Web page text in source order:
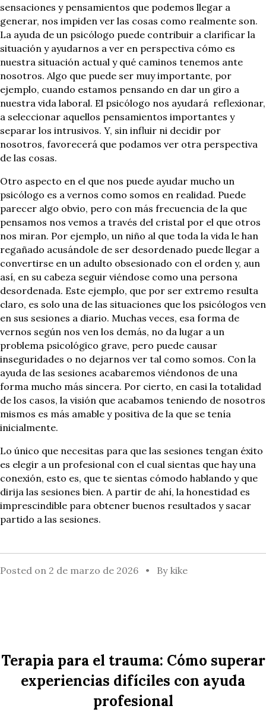
sensaciones y pensamientos que podemos llegar a
generar, nos impiden ver las cosas como realmente son.
La ayuda de un psicólogo puede contribuir a clarificar la
situación y ayudarnos a ver en perspectiva cómo es
nuestra situación actual y qué caminos tenemos ante
nosotros. Algo que puede ser muy importante, por
ejemplo, cuando estamos pensando en dar un giro a
nuestra vida laboral. El psicólogo nos ayudará reflexionar,
a seleccionar aquellos pensamientos importantes y
separar los intrusivos. Y, sin influir ni decidir por
nosotros, favorecerá que podamos ver otra perspectiva
de las cosas.
Otro aspecto en el que nos puede ayudar mucho un
psicólogo es a vernos como somos en realidad. Puede
parecer algo obvio, pero con más frecuencia de la que
pensamos nos vemos a través del cristal por el que otros
nos miran. Por ejemplo, un niño al que toda la vida le han
regañado acusándole de ser desordenado puede llegar a
convertirse en un adulto obsesionado con el orden y, aun
así, en su cabeza seguir viéndose como una persona
desordenada. Este ejemplo, que por ser extremo resulta
claro, es solo una de las situaciones que los psicólogos ven
en sus sesiones a diario. Muchas veces, esa forma de
vernos según nos ven los demás, no da lugar a un
problema psicológico grave, pero puede causar
inseguridades o no dejarnos ver tal como somos. Con la
ayuda de las sesiones acabaremos viéndonos de una
forma mucho más sincera. Por cierto, en casi la totalidad
de los casos, la visión que acabamos teniendo de nosotros
mismos es más amable y positiva de la que se tenía
inicialmente.
Lo único que necesitas para que las sesiones tengan éxito
es elegir a un profesional con el cual sientas que hay una
conexión, esto es, que te sientas cómodo hablando y que
dirija las sesiones bien. A partir de ahí, la honestidad es
imprescindible para obtener buenos resultados y sacar
partido a las sesiones.
Posted on 2 de marzo de 2026 By kike
Terapia para el trauma: Cómo superar
experiencias difíciles con ayuda
profesional